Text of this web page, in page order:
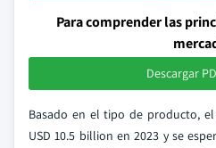
Para comprender las
Descargar
Basado en el tipo de producto,
USD 10.5 billion en 2023 y se